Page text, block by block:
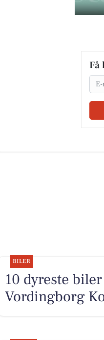
Få
Email
BILER
10 dyreste
Vordingborg